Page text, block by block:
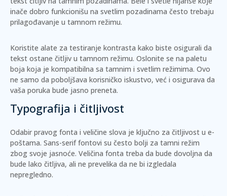
inače dobro funkcionišu na svetlim pozadinama često trebaju
prilagođavanje u tamnom režimu.
Koristite alate za testiranje kontrasta kako biste osigurali da
tekst ostane čitljiv u tamnom režimu. Oslonite se na paletu
boja koja je kompatibilna sa tamnim i svetlim režimima. Ovo
ne samo da poboljšava korisničko iskustvo, već i osigurava da
vaša poruka bude jasno preneta.
Typografija i čitljivost
Odabir pravog fonta i veličine slova je ključno za čitljivost u e-
poštama. Sans-serif fontovi su često bolji za tamni režim
zbog svoje jasnoće. Veličina fonta treba da bude dovoljna da
bude lako čitljiva, ali ne prevelika da ne bi izgledala
nepregledno.